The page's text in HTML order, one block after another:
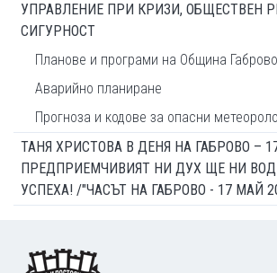
УПРАВЛЕНИЕ ПРИ КРИЗИ, ОБЩЕСТВЕН
СИГУРНОСТ
Планове и програми на Община Габрово
Аварийно планиране
Прогноза и кодове за опасни
ТАНЯ ХРИСТОВА В ДЕНЯ НА ГАБРОВО –
ПРЕДПРИЕМЧИВИЯТ НИ ДУХ ЩЕ НИ
УСПЕХА! /"ЧАСЪТ НА ГАБРОВО - 17 МАЙ
Footer